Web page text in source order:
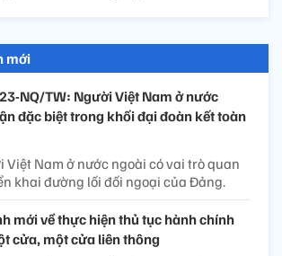
mới
NQ/TW: Người Việt Nam ở nước
đặc biệt trong khối đại đoàn kết toàn
Việt Nam ở nước ngoài có vai trò quan
khai đường lối đối ngoại của Đảng.
mới về thực hiện thủ tục hành chính
cửa, một cửa liên thông